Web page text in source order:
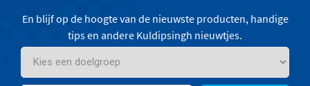
En blijf op de hoogte van de nieuwste producten, handige
tips en andere Kuldipsingh nieuwtjes.